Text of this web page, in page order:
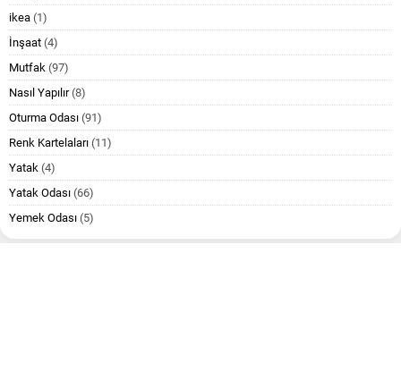
ikea (1)
İnşaat (4)
Mutfak (97)
Nasıl Yapılır(8)
Oturma Odası (91)
Renk Kartelaları (11)
Yatak (4)
Yatak Odası (66)
Yemek Odası (5)